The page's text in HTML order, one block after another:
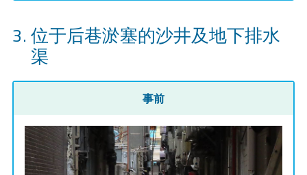
位于后巷淤塞的沙井及地下排水
渠
事前